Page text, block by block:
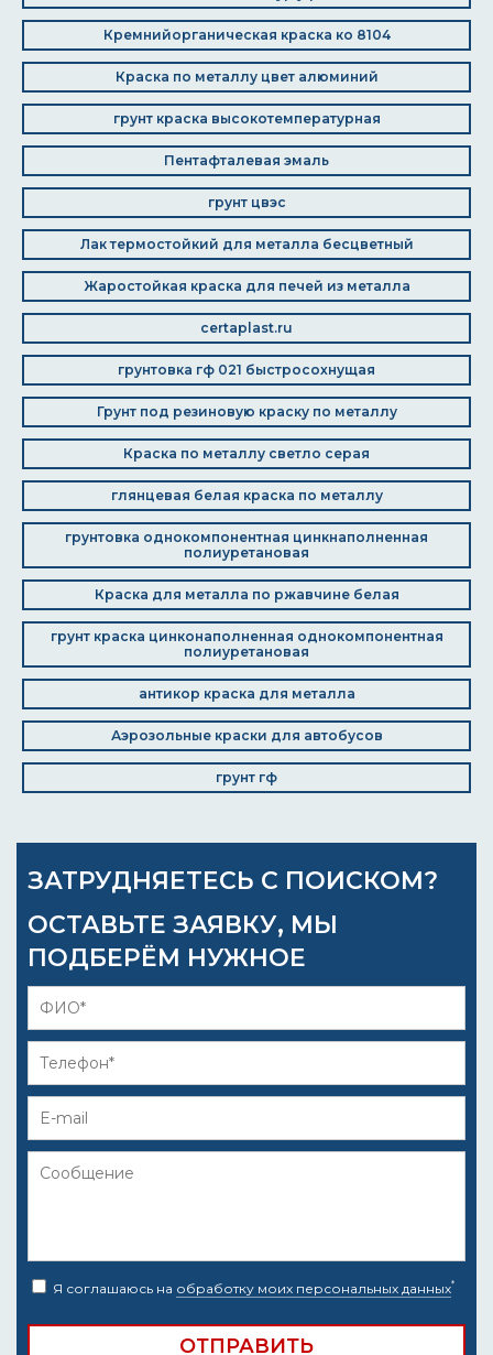
Кремнийорганическая краска ко 8104
Краска по металлу цвет алюминий
грунт краска высокотемпературная
Пентафталевая эмаль
грунт цвэс
Лак термостойкий для металла бесцветный
Жаростойкая краска для печей из металла
certaplast.ru
грунтовка гф 021 быстросохнущая
Грунт под резиновую краску по металлу
Краска по металлу светло серая
глянцевая белая краска по металлу
грунтовка однокомпонентная цинкнаполненная
полиуретановая
Краска для металла по ржавчине белая
грунт краска цинконаполненная однокомпонентная
полиуретановая
антикор краска для металла
Аэрозольные краски для автобусов
грунт гф
ЗАТРУДНЯЕТЕСЬ С ПОИСКОМ?
ОСТАВЬТЕ ЗАЯВКУ, МЫ
ПОДБЕРЁМ НУЖНОЕ
Я соглашаюсь на обработку моих персональных данных*